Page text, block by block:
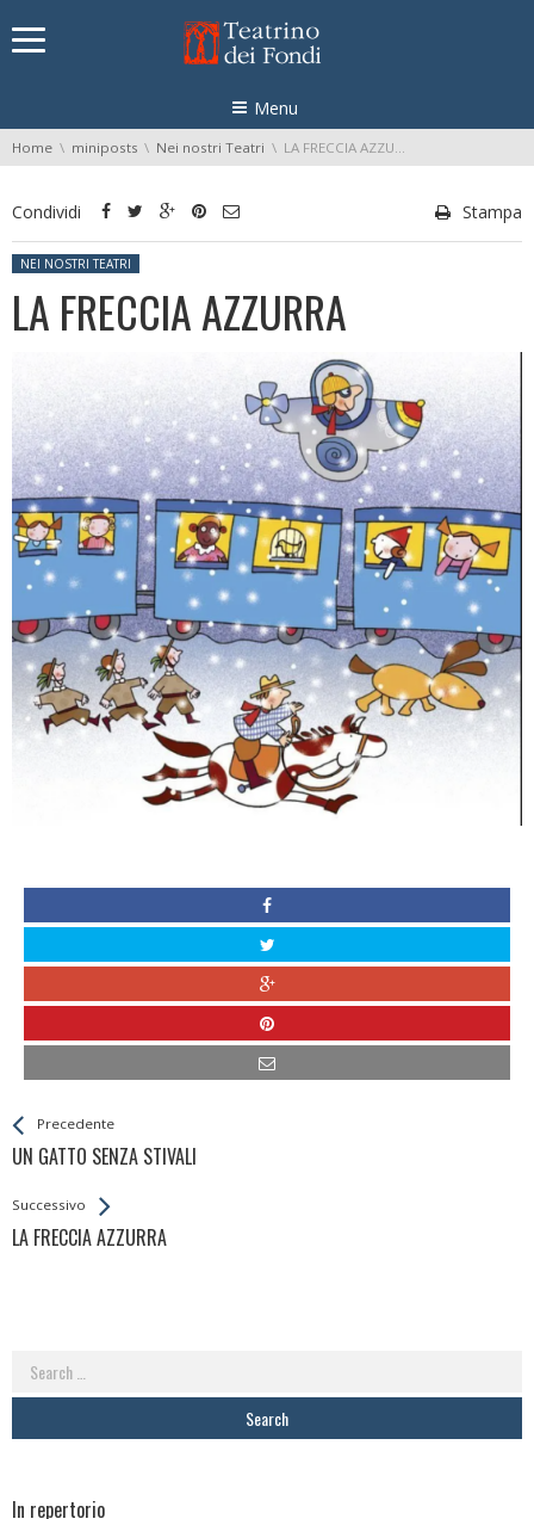
Menu
You are here:
Home miniposts Nei nostri Teatri LA FRECCIA AZZURRA
Condividi Stampa
Posted in:
NEI NOSTRI TEATRI
LA FRECCIA AZZURRA
LeggiPrecedente
UN GATTO SENZA STIVALI
Back
All
Successivo
LA FRECCIA AZZURRA
Search
for:
In repertorio